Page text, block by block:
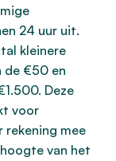
24 uur uit.
kleinere
de €50 en
Deze
voor
rekening mee
van het